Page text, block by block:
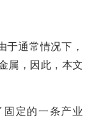
于通常情况下，
属，因此，本文
定的一条产业